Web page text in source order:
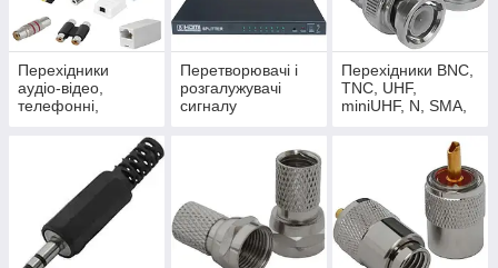
Перехідники
аудіо-відео,
телефонні,
Перетворювачі і
розгалужувачі
сигналу
Перехідники BNC,
TNC, UHF,
miniUHF, N, SMA,